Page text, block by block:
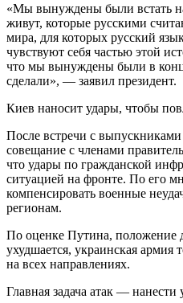
«Мы вынуждены были встать
живут, которые русскими
мира, для которых русский
чувствуют себя частью этой
что мы вынуждены были в
сделали», — заявил президент.
Киев наносит удары, чтобы
После встречи с
совещание с членами
что удары по гражданской
ситуацией на фронте. По его
компенсировать военные
регионам.
По оценке Путина, положение
ухудшается, украинская армия
на всех направлениях.
Главная задача атак —